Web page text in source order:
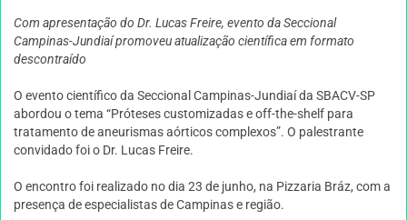
Com apresentação do Dr. Lucas Freire, evento da Seccional
Campinas-Jundiaí promoveu atualização científica em formato
descontraído
O evento científico da Seccional Campinas-Jundiaí da SBACV-SP
abordou o tema “Próteses customizadas e off-the-shelf para
tratamento de aneurismas aórticos complexos”. O palestrante
convidado foi o Dr. Lucas Freire.
O encontro foi realizado no dia 23 de junho, na Pizzaria Bráz, com a
presença de especialistas de Campinas e região.